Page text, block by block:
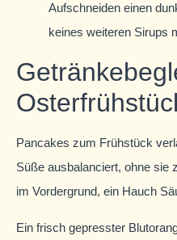
Aufschneiden einen
keines weiteren Sirups
Pancakes zum Frühstück
Süße ausbalanciert, ohne sie
im Vordergrund, ein Hauch
Ein frisch gepresster